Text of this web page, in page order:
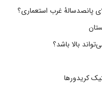
پانصدسالۀ غرب استعماری؟
بالا باشد؟
کریدورها